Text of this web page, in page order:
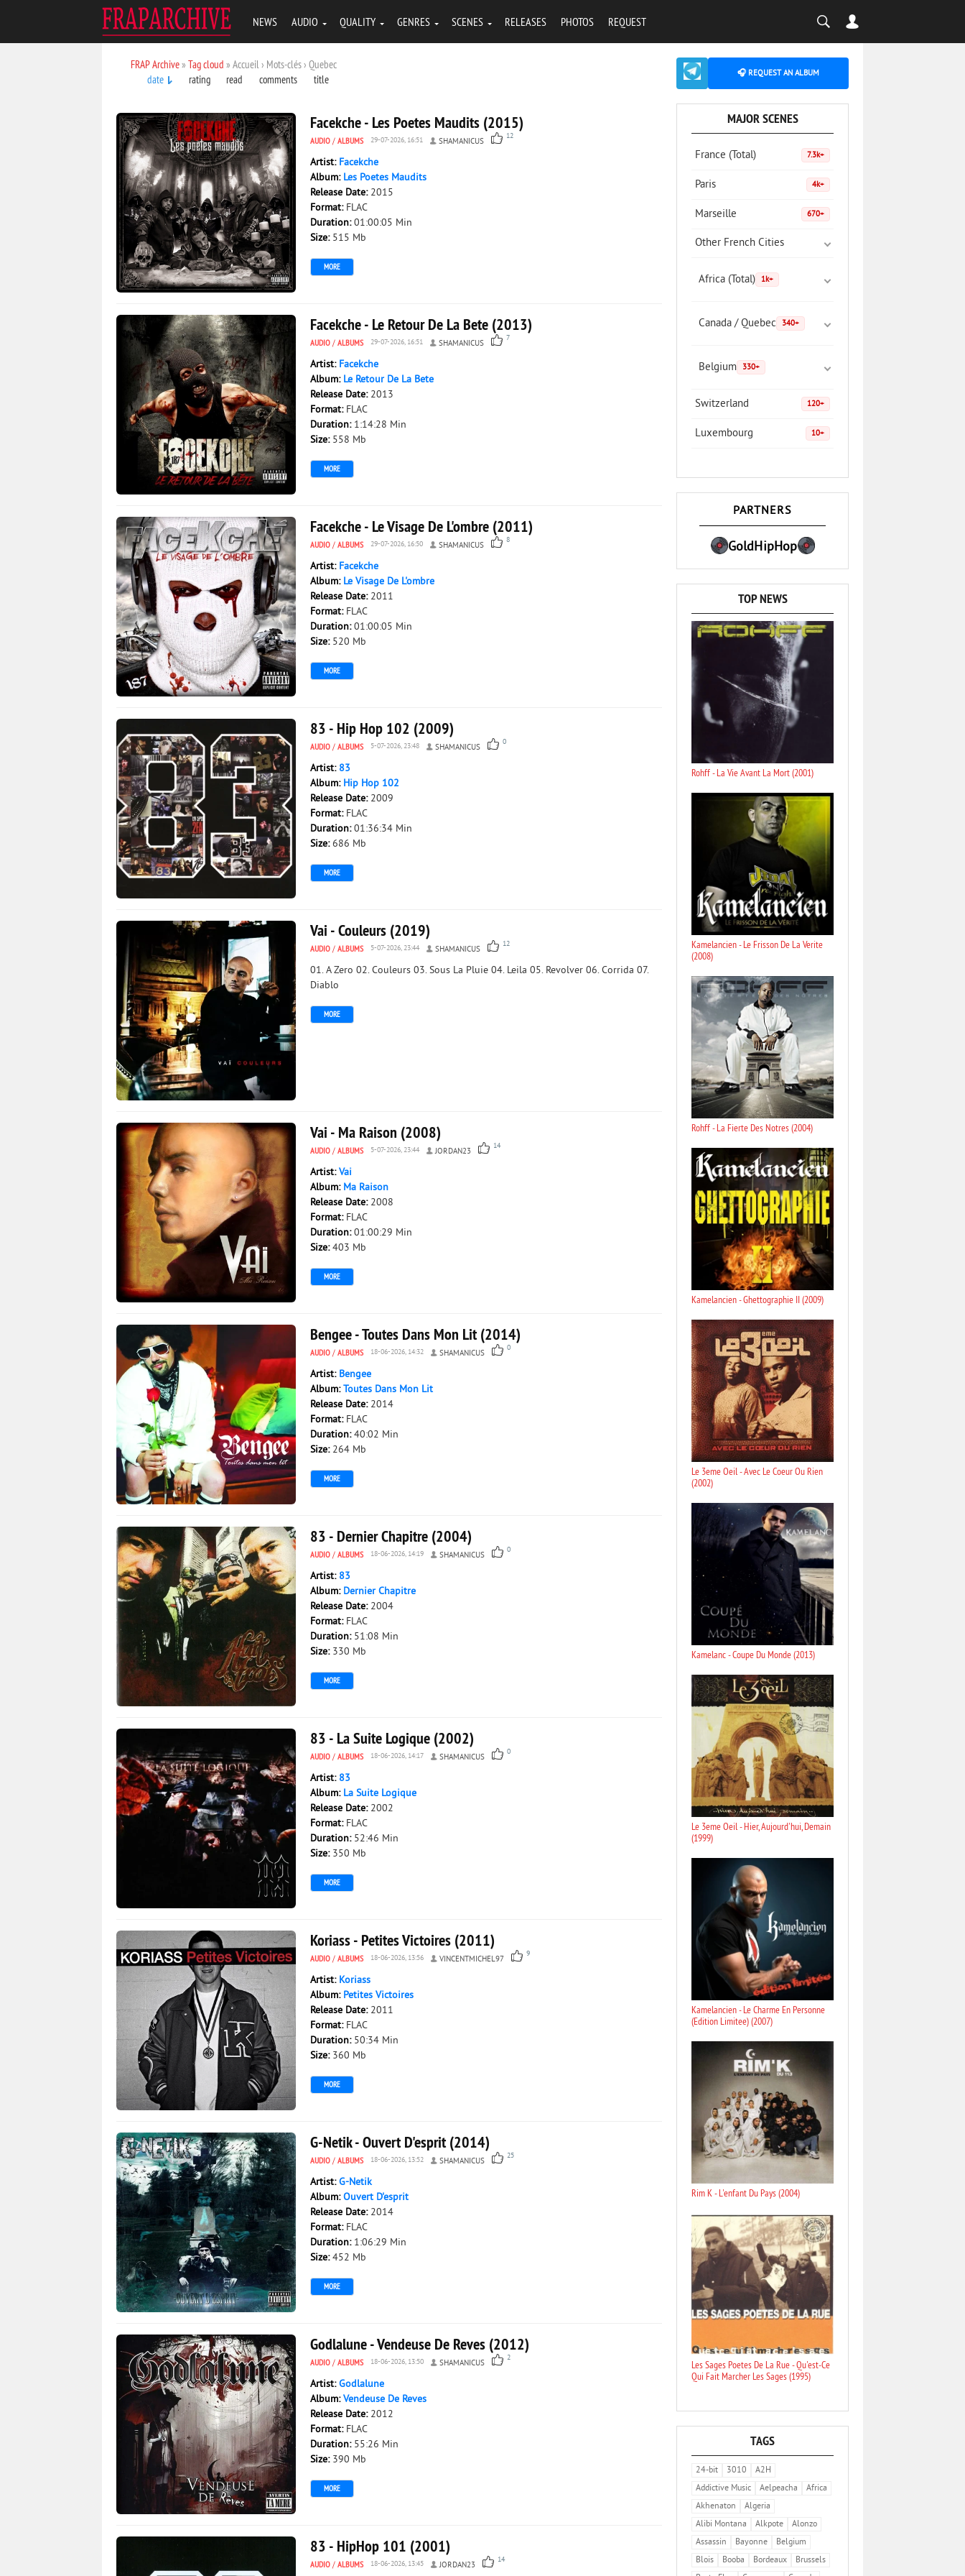
NEWS AUDIO QUALITY GENRES SCENES RELEASES PHOTOS REQUEST
FRAP Archive» Tag cloud » Accueil › Mots-clés › Quebec
date
rating read comments title
Facekche - Les Poetes Maudits (2015)
AUDIO / ALBUMS 29-07-2026, 16:51 SHAMANICUS
12
Artist: Facekche
Album: Les Poetes Maudits
Release Date: 2015
Format: FLAC
Duration:01:00:05 Min
Size: 515 Mb
MORE
Facekche - Le Retour De La Bete (2013)
AUDIO / ALBUMS 29-07-2026, 16:51 SHAMANICUS
7
Artist: Facekche
Album: Le Retour De La Bete
Release Date: 2013
Format: FLAC
Duration: 1:14:28 Min
Size: 558 Mb
MORE
Facekche - Le Visage De L'ombre (2011)
AUDIO / ALBUMS 29-07-2026, 16:50 SHAMANICUS
8
Artist: Facekche
Album: Le Visage De L'ombre
Release Date: 2011
Format: FLAC
Duration:01:00:05 Min
Size: 520 Mb
MORE
83 - Hip Hop 102 (2009)
AUDIO / ALBUMS 5-07-2026, 23:48 SHAMANICUS
0
Artist: 83
Album: Hip Hop 102
Release Date: 2009
Format: FLAC
Duration:01:36:34 Min
Size:686 Mb
MORE
Vai - Couleurs (2019)
AUDIO / ALBUMS 5-07-2026, 23:44 SHAMANICUS
12
01. A Zero 02. Couleurs 03. Sous La Pluie 04. Leila 05. Revolver 06. Corrida 07.
Diablo
MORE
Vai - Ma Raison (2008)
AUDIO / ALBUMS 5-07-2026, 23:44 JORDAN23
14
Artist:Vai
Album: Ma Raison
Release Date: 2008
Format: FLAC
Duration:01:00:29 Min
Size:403 Mb
MORE
Bengee - Toutes Dans Mon Lit (2014)
AUDIO / ALBUMS 18-06-2026, 14:32 SHAMANICUS
0
Artist: Bengee
Album:Toutes Dans Mon Lit
Release Date: 2014
Format: FLAC
Duration:40:02 Min
Size: 264 Mb
MORE
83 - Dernier Chapitre (2004)
AUDIO / ALBUMS 18-06-2026, 14:19 SHAMANICUS
0
Artist: 83
Album: Dernier Chapitre
Release Date: 2004
Format: FLAC
Duration: 51:08 Min
Size: 330 Mb
MORE
83 - La Suite Logique (2002)
AUDIO / ALBUMS 18-06-2026, 14:17 SHAMANICUS
0
Artist: 83
Album: La Suite Logique
Release Date: 2002
Format: FLAC
Duration: 52:46 Min
Size: 350 Mb
MORE
Koriass - Petites Victoires (2011)
AUDIO / ALBUMS 18-06-2026, 13:56 VINCENTMICHEL97
9
Artist: Koriass
Album: Petites Victoires
Release Date: 2011
Format: FLAC
Duration: 50:34 Min
Size: 360 Mb
MORE
G-Netik - Ouvert D'esprit (2014)
AUDIO / ALBUMS 18-06-2026, 13:52 SHAMANICUS
25
Artist:G-Netik
Album:Ouvert D'esprit
Release Date: 2014
Format: FLAC
Duration: 1:06:29 Min
Size:452 Mb
MORE
Godlalune - Vendeuse De Reves (2012)
AUDIO / ALBUMS 18-06-2026, 13:50 SHAMANICUS
2
Artist:Godlalune
Album:Vendeuse De Reves
Release Date: 2012
Format: FLAC
Duration: 55:26 Min
Size: 390 Mb
MORE
83 - HipHop 101 (2001)
AUDIO / ALBUMS 18-06-2026, 13:45 JORDAN23
14
🎧 REQUEST AN ALBUM
MAJOR SCENES
France (Total) 7.3k+
Paris 4k+
Marseille 670+
Other French Cities
Africa (Total) 1k+
Canada / Quebec 340+
Belgium 330+
Switzerland 120+
Luxembourg 10+
PARTNERS
GoldHipHop
TOP NEWS
Rohff - La Vie Avant La Mort (2001)
Kamelancien - Le Frisson De La Verite
(2008)
Rohff - La Fierte Des Notres (2004)
Kamelancien - Ghettographie II (2009)
Le 3eme Oeil - Avec Le Coeur Ou Rien
(2002)
Kamelanc - Coupe Du Monde (2013)
Le 3eme Oeil - Hier, Aujourd'hui, Demain
(1999)
Kamelancien - Le Charme En Personne
(Edition Limitee) (2007)
Rim K - L'enfant Du Pays (2004)
Les Sages Poetes De La Rue - Qu'est-Ce
Qui Fait Marcher Les Sages (1995)
TAGS
24-bit 3010
A2H
Addictive Music
Aelpeacha
Africa
Akhenaton
Algeria
Alibi Montana
Alkpote
Alonzo
Assassin
Bayonne
Belgium
Blois
Booba Bordeaux
Brussels